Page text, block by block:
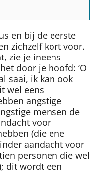
en bij de eerste
zichzelf kort voor.
zie je ineens
door je hoofd: ‘O
saai, ik kan ook
wel eens
angstige
mensen de
voor
(die ene
aandacht voor
personen die wel
dit wordt een